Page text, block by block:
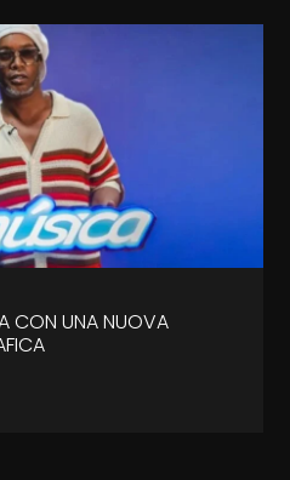
CON UNA NUOVA